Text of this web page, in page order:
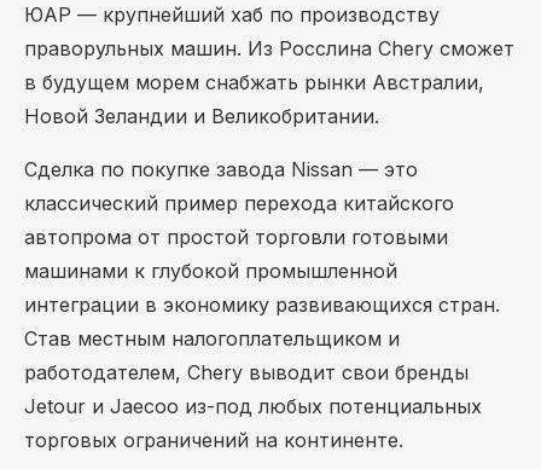
ЮАР — крупнейший хаб по производству
праворульных машин. Из Росслина Chery сможет
в будущем морем снабжать рынки Австралии,
Новой Зеландии и Великобритании.
Сделка по покупке завода Nissan — это
классический пример перехода китайского
автопрома от простой торговли готовыми
машинами к глубокой промышленной
интеграции в экономику развивающихся стран.
Став местным налогоплательщиком и
работодателем, Chery выводит свои бренды
Jetour и Jaecoo из-под любых потенциальных
торговых ограничений на континенте.